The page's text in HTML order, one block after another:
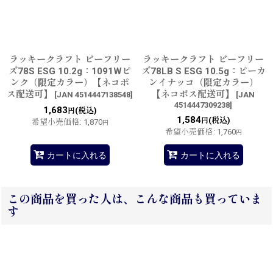
ラッキークラフト ビーフリー
ズ78S ESG 10.2g：1091Wピ
ンク（限定カラー）【ネコポ
ス配送可】
[JAN 4514447138548]
1,683 円(税込)
希望小売価格: 1,870円
カートに入れる
ラッキークラフト ビーフリー
ズ78LB S ESG 10.5g：ピーカ
ンイナッコ（限定カラー）
【ネコポス配送可】
[JAN
4514447309238]
1,584円(税込)
希望小売価格: 1,760円
カートに入れる
この商品を買った人は、こんな商品も買っていま
す